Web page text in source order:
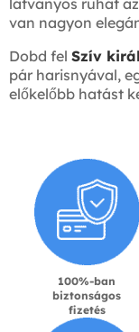
látványos ruhát
van nagyon
Dobd fel Szív
pár harisnyával,
előkelőbb hatást
100%-ban
biztonságos
fizetés